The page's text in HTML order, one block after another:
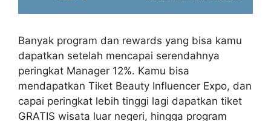
Banyak program dan rewards yang bisa kamu
dapatkan setelah mencapai serendahnya
peringkat Manager 12%. Kamu bisa
mendapatkan Tiket Beauty Influencer Expo, dan
capai peringkat lebih tinggi lagi dapatkan tiket
GRATIS wisata luar negeri, hingga program